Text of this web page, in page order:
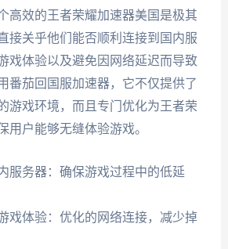
高效的王者荣耀加速器美国是极其
接关乎他们能否顺利连接到国内服
戏体验以及避免因网络延迟而导致
番茄回国服加速器，它不仅提供了
游戏环境，而且专门优化为王者荣
用户能够无缝体验游戏。
服务器：确保游戏过程中的低延
戏体验：优化的网络连接，减少掉